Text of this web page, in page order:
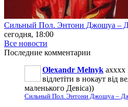
Сильный Пол. Энтони Джошуа –
сегодня, 18:00
Все новости
Последние комментарии
Olexandr Melnyk
відлетіти в нокаут від
маленького Девіса))
Сильный Пол. Энтони Джошуа –